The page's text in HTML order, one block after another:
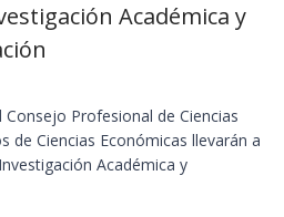
Académica y
Profesional de Ciencias
de Ciencias Económicas llevarán a
Académica y